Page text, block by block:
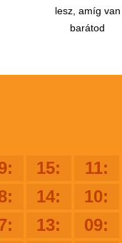
lesz, amíg van
barátod
15:
11:
14:
10:
13:
09: